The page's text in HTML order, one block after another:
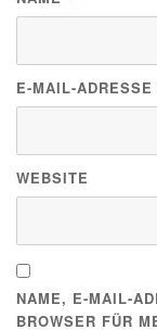
E-MAIL-ADRESSE
WEBSITE
NAME, E-MAIL-
BROWSER FÜR